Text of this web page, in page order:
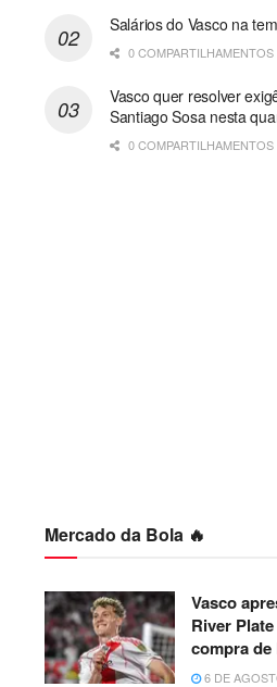
Salários do Vasco na
0 COMPARTILHAMENTOS
Vasco quer resolver
Santiago Sosa nesta
0 COMPARTILHAMENTOS
Mercado da Bola 🔥
Vasco
River
compra
6 DE